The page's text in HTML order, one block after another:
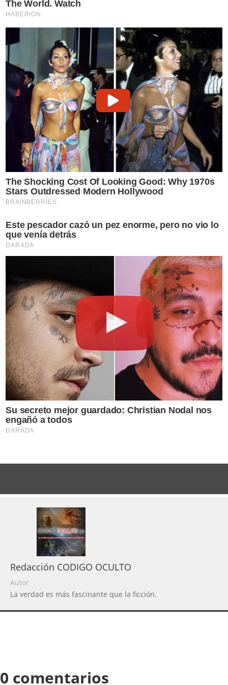
Redacción CODIGO OCULTO
Autor
La verdad es más fascinante que la ficción.
0 comentarios